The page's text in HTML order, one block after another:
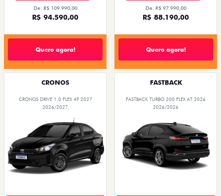
De: R$ 109.990,00
R$ 94.590,00
Quero agora!
De: R$ 97.990,00
R$ 88.190,00
Quero agora!
CRONOS
CRONOS DRIVE 1.0 FLEX 4P 2027
2026/2027
FASTBACK
FASTBACK TURBO 200 FLEX AT 2026
2026/2026